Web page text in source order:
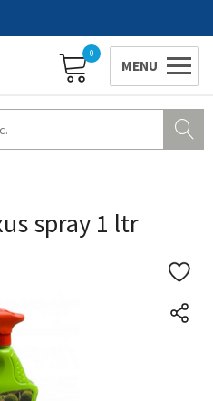
0
spray 1 ltr